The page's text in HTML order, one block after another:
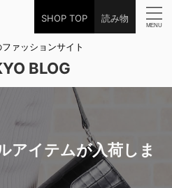
SHOP TOP 読み物
ァッションサイト
BLOG
アイテムが入荷しま